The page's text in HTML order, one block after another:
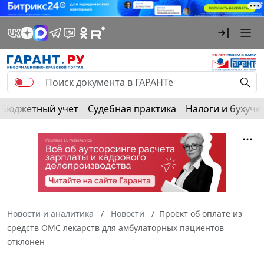
Бюджетный учет Судебная практика Налоги и
Новости и аналитика Новости
Проект об оплате из
средств ОМС лекарств для амбулаторных пациентов
отклонен